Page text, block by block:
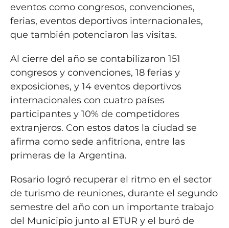
eventos como congresos, convenciones,
ferias, eventos deportivos internacionales,
que también potenciaron las visitas.
Al cierre del año se contabilizaron 151
congresos y convenciones, 18 ferias y
exposiciones, y 14 eventos deportivos
internacionales con cuatro países
participantes y 10% de competidores
extranjeros. Con estos datos la ciudad se
afirma como sede anfitriona, entre las
primeras de la Argentina.
Rosario logró recuperar el ritmo en el sector
de turismo de reuniones, durante el segundo
semestre del año con un importante trabajo
del Municipio junto al ETUR y el buró de